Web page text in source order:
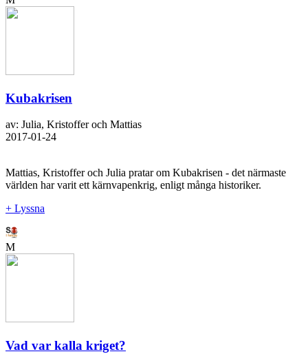
Kubakrisen
av: Julia, Kristoffer och Mattias
2017-01-24
Mattias, Kristoffer och Julia pratar om Kubakrisen - det närmaste
världen har varit ett kärnvapenkrig, enligt många historiker.
+ Lyssna
M
Vad var kalla kriget?